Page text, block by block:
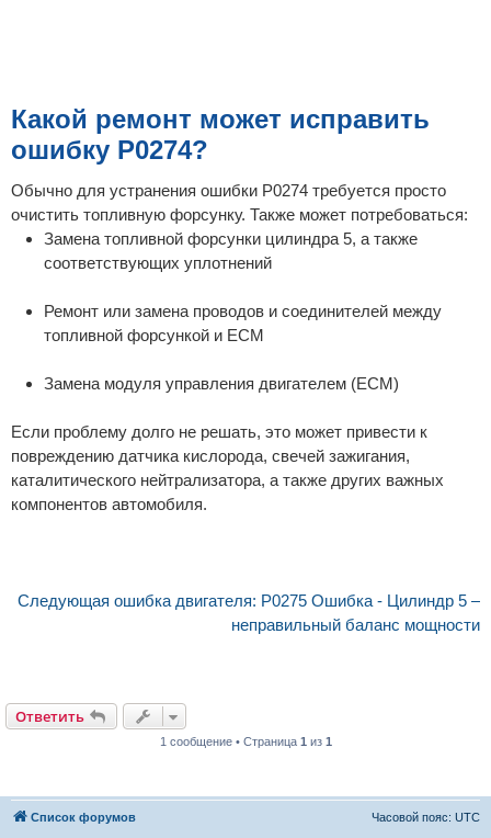
Какой ремонт может исправить
ошибку P0274?
Обычно для устранения ошибки P0274 требуется просто
очистить топливную форсунку. Также может потребоваться:
Замена топливной форсунки цилиндра 5, а также
соответствующих уплотнений
Ремонт или замена проводов и соединителей между
топливной форсункой и ECM
Замена модуля управления двигателем (ECM)
Если проблему долго не решать, это может привести к
повреждению датчика кислорода, свечей зажигания,
каталитического нейтрализатора, а также других важных
компонентов автомобиля.
Следующая ошибка двигателя: P0275 Ошибка - Цилиндр 5 –
неправильный баланс мощности
Ответить
1 сообщение • Страница 1 из 1
Список форумов Часовой пояс: UTC